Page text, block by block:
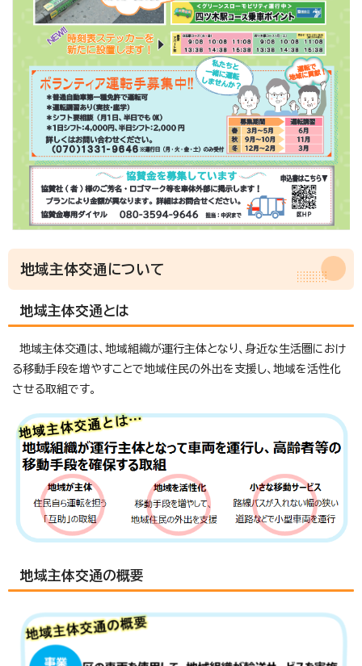
地域主体交通について
地域主体交通とは
地域主体交通は、地域組織が運行主体となり、身近な生活圏におけ
る移動手段を増やすことで地域住民の外出を支援し、地域を活性化
させる取組です。
地域主体交通の概要